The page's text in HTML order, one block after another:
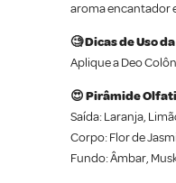
aroma encantador
🧐 Dicas de Uso
Aplique a Deo
😍 Pirâmide
Saída: Laranja,
Corpo: Flor de
Fundo: Âmbar,